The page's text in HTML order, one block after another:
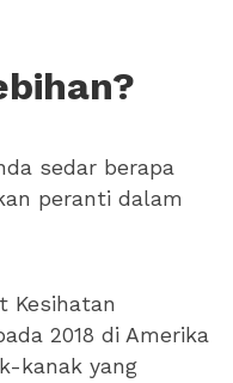
sedar berapa
peranti dalam
Kesihatan
2018 di Amerika
kanak yang